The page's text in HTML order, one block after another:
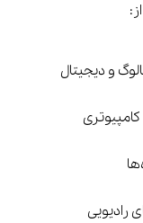
و دیجیتال